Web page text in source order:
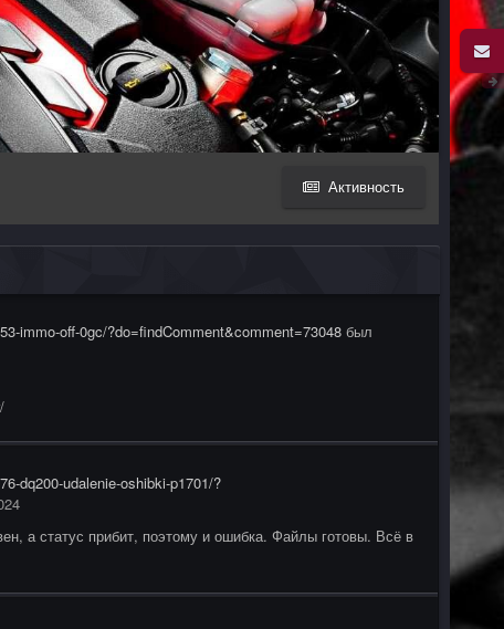
Активность
immo-off-0gc/?do=findComment&comment=73048был
dq200-udalenie-oshibki-p1701/?
а статус прибит, поэтому и ошибка. Файлы готовы. Всё в